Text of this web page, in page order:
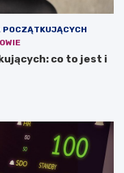
POCZĄTKUJĄCYCH
co to jest i